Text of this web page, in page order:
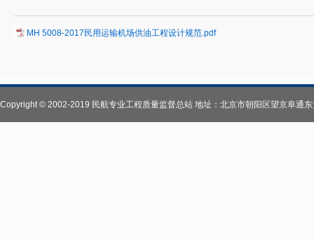
MH 5008-2017民用运输机场供油工程设计规范.pdf
Copyright © 2002-2019 民航专业工程质量监督总站 地址：北京市朝阳区望京阜通